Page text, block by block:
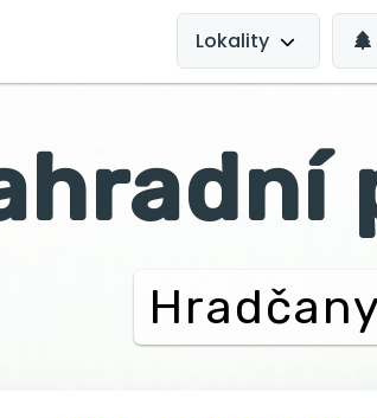
MAIN
NAVIGATION
Lokality
Hradčany